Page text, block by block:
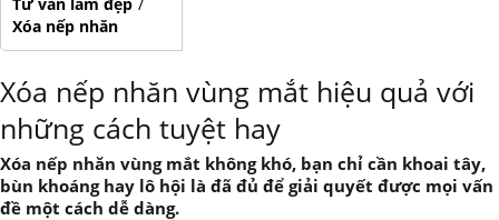
Xóa nếp nhăn
Xóa nếp nhăn vùng mắt hiệu quả với
những cách tuyệt hay
Xóa nếp nhăn vùng mắt không khó, bạn chỉ cần khoai tây,
bùn khoáng hay lô hội là đã đủ để giải quyết được mọi vấn
đề một cách dễ dàng.